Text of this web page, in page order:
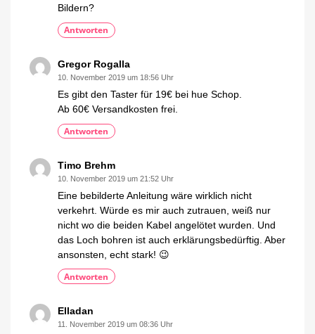
Bildern?
Antworten
Gregor Rogalla
10. November 2019 um 18:56 Uhr
Es gibt den Taster für 19€ bei hue Schop.
Ab 60€ Versandkosten frei.
Antworten
Timo Brehm
10. November 2019 um 21:52 Uhr
Eine bebilderte Anleitung wäre wirklich nicht
verkehrt. Würde es mir auch zutrauen, weiß nur
nicht wo die beiden Kabel angelötet wurden. Und
das Loch bohren ist auch erklärungsbedürftig. Aber
ansonsten, echt stark! 😉
Antworten
Elladan
11. November 2019 um 08:36 Uhr